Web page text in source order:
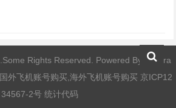
Rights Reserved. Powered By
telegra
外飞机账号购买,海外飞机账号购买 京ICP12
34567-2号 统计代码